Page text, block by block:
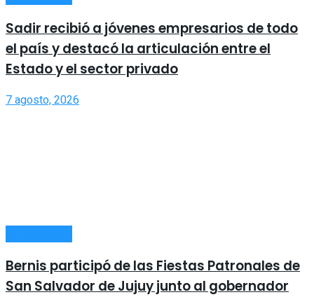
Sadir recibió a jóvenes empresarios de todo
el país y destacó la articulación entre el
Estado y el sector privado
7 agosto, 2026
Bernis participó de las Fiestas Patronales de
San Salvador de Jujuy junto al gobernador